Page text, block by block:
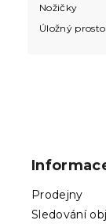
Nožičky
Úložný
Prodejny
Sledování